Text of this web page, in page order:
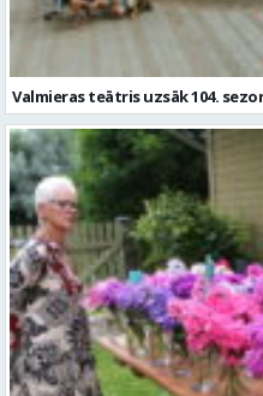
Valmieras teātris uzsāk 104.